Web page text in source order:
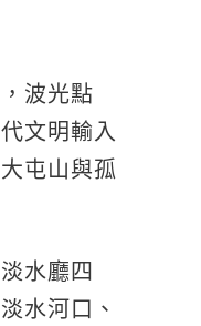
波光點
文明輸入
屯山與孤
水廳四
水河口、